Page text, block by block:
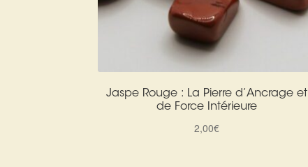
Jaspe Rouge : La Pierre d’Ancrage et
de Force Intérieure
2,00€